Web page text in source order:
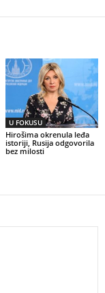
U FOKUSU
Hirošima okrenula leđa
istoriji, Rusija odgovorila
bez milosti